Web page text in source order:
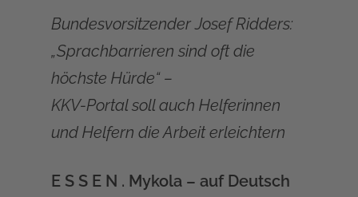
Bundesvorsitzender Josef Ridders:
„Sprachbarrieren sind oft die
höchste Hürde“ –
KKV-Portal soll auch Helferinnen
und Helfern die Arbeit erleichtern
E S S E N . Mykola – auf Deutsch